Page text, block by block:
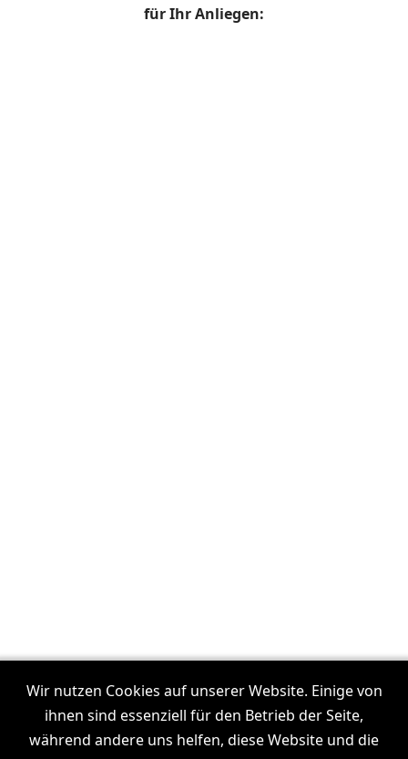
für Ihr Anliegen:
Unsere Filmproduktionen in:Frankfurt
DresdenILeipzigIMünchen IStuttgart IKöln
Hamburg
Wir nutzen Cookies auf unserer Website. Einige von
ihnen sind essenziell für den Betrieb der Seite,
während andere uns helfen, diese Website und die